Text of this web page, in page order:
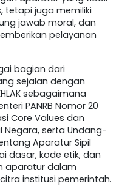
tetapi juga memiliki
jawab moral, dan
pelayanan
bagian dari
sejalan dengan
sebagaimana
PANRB Nomor 20
Core Values dan
Negara, serta Undang-
Aparatur Sipil
dasar, kode etik, dan
aparatur dalam
institusi pemerintah.